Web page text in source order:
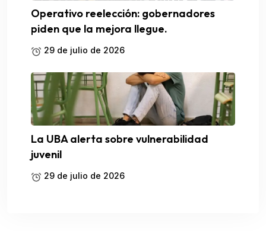
Operativo reelección: gobernadores
piden que la mejora llegue.
29 de julio de 2026
La UBA alerta sobre vulnerabilidad
juvenil
29 de julio de 2026